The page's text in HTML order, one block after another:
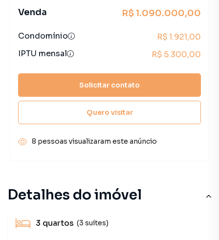
Detalhes do imóvel
3 quartos (3 suítes)
Venda R$ 1.090.000,00
Condomínio
R$ 1.921,00
IPTU mensal
R$ 5.300,00
Solicitar contato
Quero visitar
8 pessoas visualizaram este anúncio